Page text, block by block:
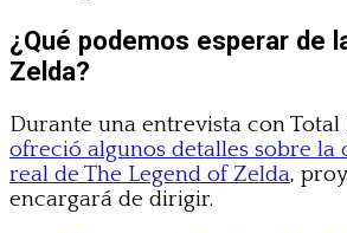
¿Qué podemos esperar de
Zelda?
Durante una entrevista con
ofreció algunos detalles sobre la
real de The Legend of Zelda,
encargará de dirigir.